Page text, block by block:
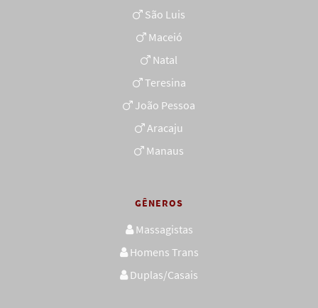
São Luis
Maceió
Natal
Teresina
João Pessoa
Aracaju
Manaus
GÊNEROS
Massagistas
Homens Trans
Duplas/Casais